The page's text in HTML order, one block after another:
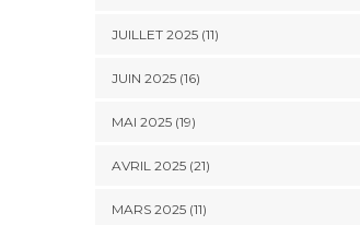
JUILLET 2025 (11)
JUIN 2025 (16)
MAI 2025 (19)
AVRIL 2025 (21)
MARS 2025 (11)